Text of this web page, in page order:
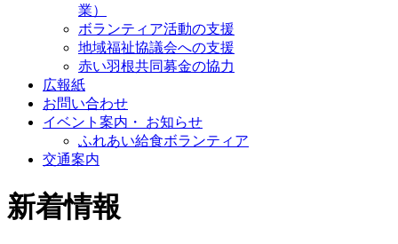
業）
ボランティア活動の支援
地域福祉協議会への支援
赤い羽根共同募金の協力
広報紙
お問い合わせ
イベント案内・ お知らせ
ふれあい給食ボランティア
交通案内
新着情報